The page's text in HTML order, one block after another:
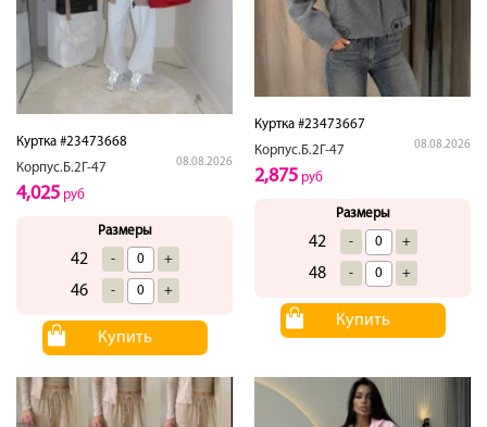
Куртка #23473668
Корпус.Б.2Г-47
08.08.2026
4,025 руб
Размеры
42 - +
46 - +
Купить
Куртка #23473667
Корпус.Б.2Г-47
08.08.2026
2,875 руб
Размеры
42 - +
48 - +
Купить